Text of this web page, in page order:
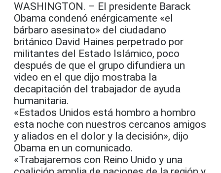
WASHINGTON. – El presidente Barack
Obama condenó enérgicamente «el
bárbaro asesinato» del ciudadano
británico David Haines perpetrado por
militantes del Estado Islámico, poco
después de que el grupo difundiera un
video en el que dijo mostraba la
decapitación del trabajador de ayuda
humanitaria.
«Estados Unidos está hombro a hombro
esta noche con nuestros cercanos amigos
y aliados en el dolor y la decisión», dijo
Obama en un comunicado.
«Trabajaremos con Reino Unido y una